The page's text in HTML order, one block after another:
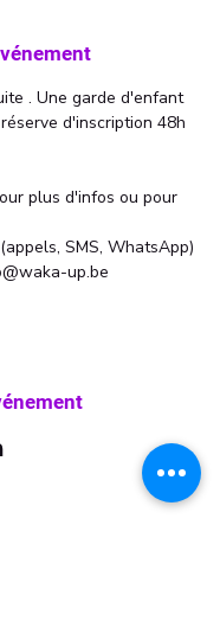
. Une garde d'enfant
d'inscription 48h
plus d'infos ou pour
SMS, WhatsApp)
up.be